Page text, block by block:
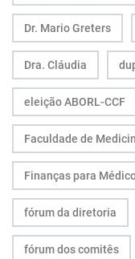
Dr. Mario Greters
Dra. Cláudia
eleição ABORL-CCF
Faculdade de
Finanças para
fórum da diretoria
fórum dos comitês